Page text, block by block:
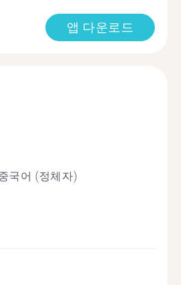
앱 다운로드
국어 (정체자)